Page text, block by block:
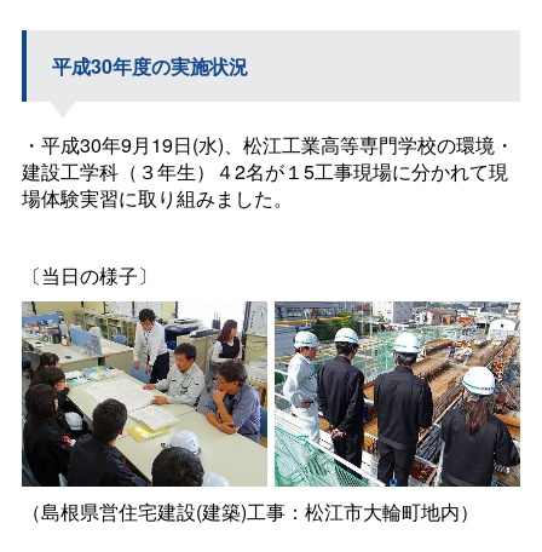
平成30年度の実施状況
・平成30年9月19日(水)、松江工業高等専門学校の環境・
建設工学科（３年生）４2名が１5工事現場に分かれて現
場体験実習に取り組みました。
〔当日の様子〕
（島根県営住宅建設(建築)工事：松江市大輪町地内）